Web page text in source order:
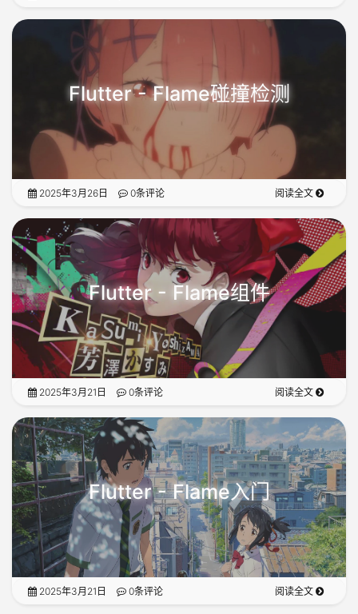
Flutter - Flame碰撞检测
2025年3月26日 0条评论 阅读全文
Flutter - Flame组件
2025年3月21日 0条评论 阅读全文
Flutter - Flame入门
2025年3月21日 0条评论 阅读全文